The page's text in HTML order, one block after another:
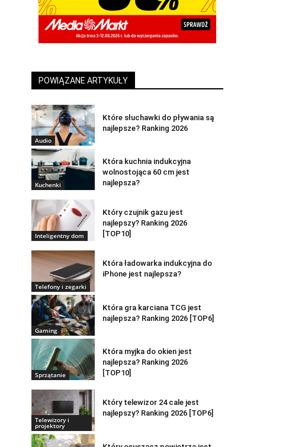
POWIĄZANE ARTYKUŁY
Audio
Które słuchawki do pływania są
najlepsze? Ranking 2026
Kuchenki
Która kuchnia indukcyjna
wolnostojąca 60 cm jest
najlepsza?
Inteligentny dom
Który czujnik gazu jest
najlepszy? Ranking 2026
[TOP10]
Telefony i zegarki
Która ładowarka indukcyjna do
iPhone jest najlepsza?
Gaming
Która gra karciana TCG jest
najlepsza? Ranking 2026 [TOP6]
Sprzątanie
Która myjka do okien jest
najlepsza? Ranking 2026
[TOP10]
Telewizory i
projektory
Który telewizor 24 cale jest
najlepszy? Ranking 2026 [TOP6]